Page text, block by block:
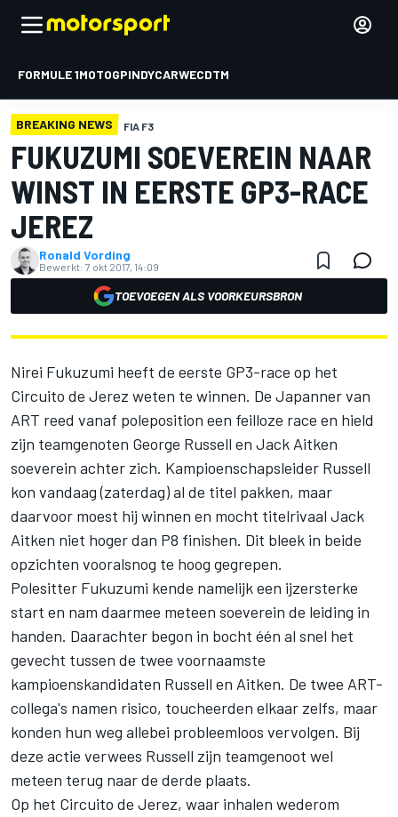
FORMULE 1MOTOGPINDYCARWECDTM
BREAKING NEWS FIA F3
FUKUZUMI SOEVEREIN NAAR
WINST IN EERSTE GP3-RACE
JEREZ
Ronald Vording
Bewerkt: 7 okt 2017, 14:09
TOEVOEGEN ALS VOORKEURSBRON
Nirei Fukuzumi heeft de eerste GP3-race op het
Circuito de Jerez weten te winnen. De Japanner van
ART reed vanaf poleposition een feilloze race en hield
zijn teamgenoten George Russell en Jack Aitken
soeverein achter zich. Kampioenschapsleider Russell
kon vandaag (zaterdag) al de titel pakken, maar
daarvoor moest hij winnen en mocht titelrivaal Jack
Aitken niet hoger dan P8 finishen. Dit bleek in beide
opzichten vooralsnog te hoog gegrepen.
Polesitter Fukuzumi kende namelijk een ijzersterke
start en nam daarmee meteen soeverein de leiding in
handen. Daarachter begon in bocht één al snel het
gevecht tussen de twee voornaamste
kampioenskandidaten Russell en Aitken. De twee ART-
collega's namen risico, toucheerden elkaar zelfs, maar
konden hun weg allebei probleemloos vervolgen. Bij
deze actie verwees Russell zijn teamgenoot wel
meteen terug naar de derde plaats.
Op het Circuito de Jerez, waar inhalen wederom